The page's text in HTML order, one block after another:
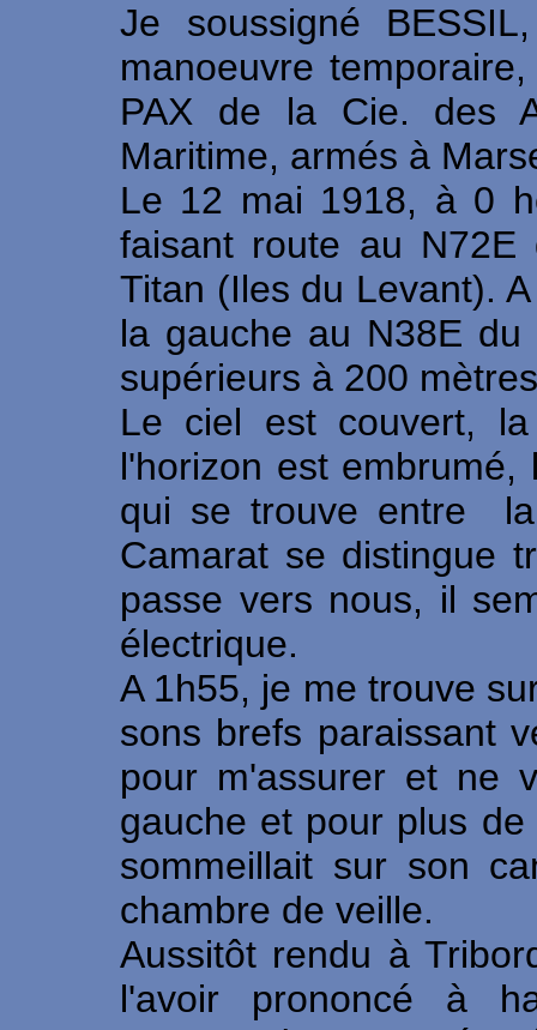
Je soussigné
manoeuvre
PAX de la Cie. des
Maritime, armés à
Le 12 mai 1918, à 0
faisant route au
Titan (Iles du Levant).
la gauche au N38E
supérieurs à 200
Le ciel est couvert,
l'horizon est
qui se trouve entre
Camarat se distingue
passe vers nous, il
électrique.
A 1h55, je me trouve
sons brefs paraissant
pour m'assurer et ne
gauche et pour plus
sommeillait sur son
chambre de veille.
Aussitôt rendu à
l'avoir prononcé à